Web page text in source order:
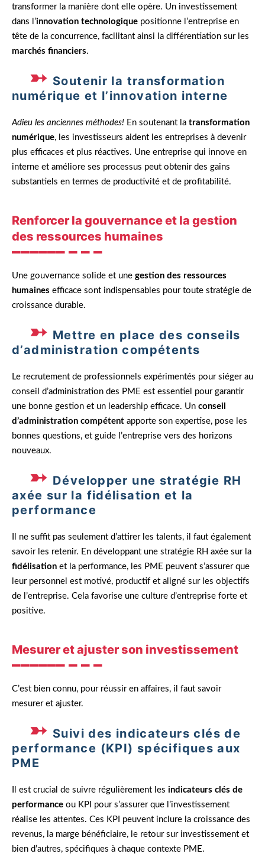
transformer la manière dont elle opère. Un investissement
dans l’innovation technologique positionne l’entreprise en
tête de la concurrence, facilitant ainsi la différentiation sur les
marchés financiers.
Soutenir la transformation
numérique et l’innovation interne
Adieu les anciennes méthodes! En soutenant la transformation
numérique, les investisseurs aident les entreprises à devenir
plus efficaces et plus réactives. Une entreprise qui innove en
interne et améliore ses processus peut obtenir des gains
substantiels en termes de productivité et de profitabilité.
Renforcer la gouvernance et la gestion
des ressources humaines
Une gouvernance solide et une gestion des ressources
humaines efficace sont indispensables pour toute stratégie de
croissance durable.
Mettre en place des conseils
d’administration compétents
Le recrutement de professionnels expérimentés pour siéger au
conseil d’administration des PME est essentiel pour garantir
une bonne gestion et un leadership efficace. Un conseil
d’administration compétent apporte son expertise, pose les
bonnes questions, et guide l’entreprise vers des horizons
nouveaux.
Développer une stratégie RH
axée sur la fidélisation et la
performance
Il ne suffit pas seulement d’attirer les talents, il faut également
savoir les retenir. En développant une stratégie RH axée sur la
fidélisation et la performance, les PME peuvent s’assurer que
leur personnel est motivé, productif et aligné sur les objectifs
de l’entreprise. Cela favorise une culture d’entreprise forte et
positive.
Mesurer et ajuster son investissement
C’est bien connu, pour réussir en affaires, il faut savoir
mesurer et ajuster.
Suivi des indicateurs clés de
performance (KPI) spécifiques aux
PME
Il est crucial de suivre régulièrement les indicateurs clés de
performance ou KPI pour s’assurer que l’investissement
réalise les attentes. Ces KPI peuvent inclure la croissance des
revenus, la marge bénéficiaire, le retour sur investissement et
bien d’autres, spécifiques à chaque contexte PME.